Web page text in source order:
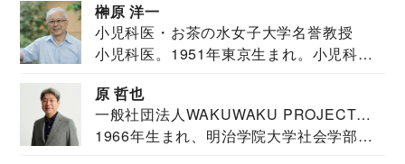
榊原 洋一
小児科医・お茶の水女子大学名誉教授
小児科医。1951年東京生まれ。小児科
原 哲也
一般社団法人WAKUWAKU PROJECT
JAPAN代表・言語聴覚士・社会福祉士
1966年生まれ、明治学院大学社会学部福